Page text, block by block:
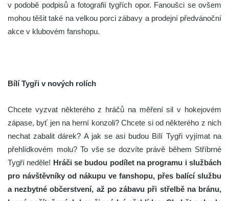
v podobě podpisů a fotografií tygřích opor. Fanoušci se ovšem
mohou těšit také na velkou porci zábavy a prodejní předvánoční
akce v klubovém fanshopu.
Bílí Tygři v nových rolích
Chcete vyzvat některého z hráčů na měření sil v hokejovém
zápase, byť jen na herní konzoli? Chcete si od některého z nich
nechat zabalit dárek? A jak se asi budou Bílí Tygři vyjímat na
přehlídkovém molu? To vše se dozvíte právě během Stříbrné
Tygří neděle! Hráči se budou podílet na programu i službách
pro návštěvníky od nákupu ve fanshopu, přes balící službu
a nezbytné občerstvení, až po zábavu při střelbě na bránu,